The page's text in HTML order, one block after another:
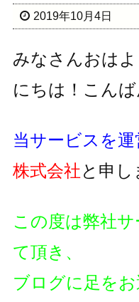
2019年10月4日
みなさんおは
にちは！こんば
当サービスを運
株式会社と申し
この度は弊社
て頂き、
ブログに足を